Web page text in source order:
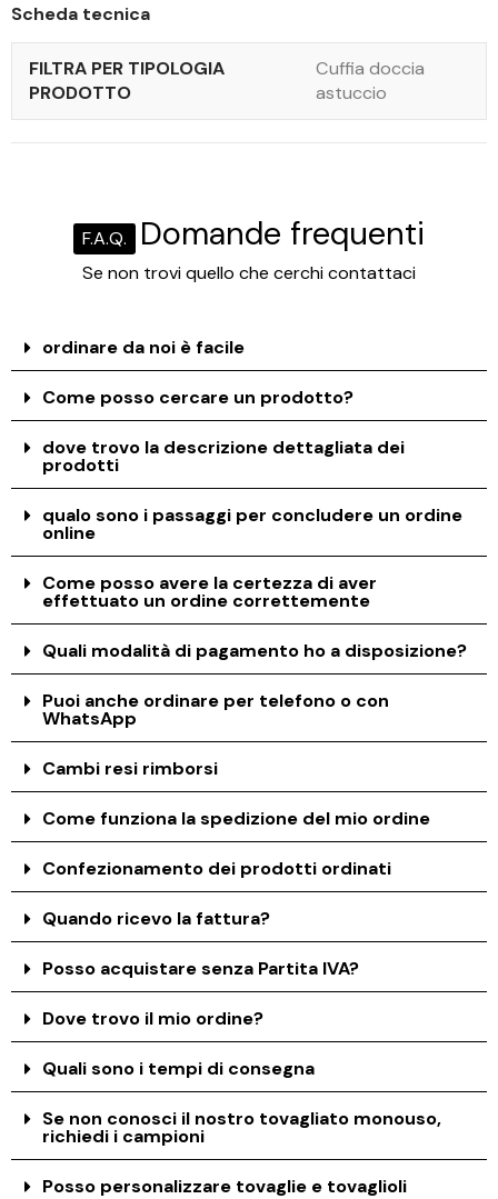
Scheda tecnica
FILTRA PER TIPOLOGIA
PRODOTTO
Cuffia doccia
astuccio
F.A.Q. Domande frequenti
Se non trovi quello che cerchi contattaci
ordinare da noi è facile
Come posso cercare un prodotto?
dove trovo la descrizione dettagliata dei
prodotti
qualo sono i passaggi per concludere un ordine
online
Come posso avere la certezza di aver
effettuato un ordine correttemente
Quali modalità di pagamento ho a disposizione?
Puoi anche ordinare per telefono o con
WhatsApp
Cambi resi rimborsi
Come funziona la spedizione del mio ordine
Confezionamento dei prodotti ordinati
Quando ricevo la fattura?
Posso acquistare senza Partita IVA?
Dove trovo il mio ordine?
Quali sono i tempi di consegna
Se non conosci il nostro tovagliato monouso,
richiedi i campioni
Posso personalizzare tovaglie e tovaglioli